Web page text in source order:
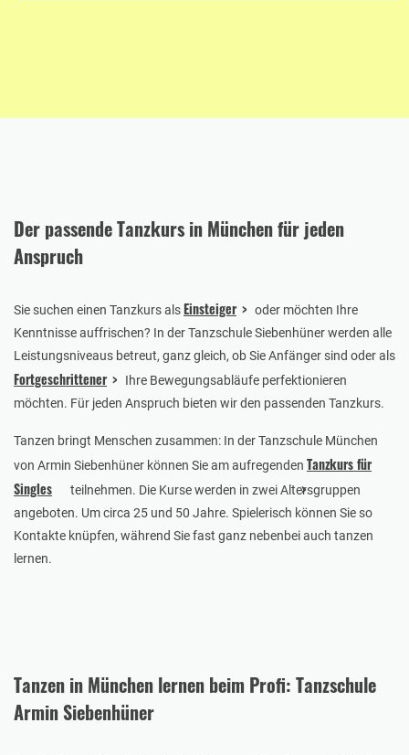
Der passende Tanzkurs in München für jeden
Anspruch
Sie suchen einen Tanzkurs alsEinsteiger
oder möchten Ihre
Kenntnisse auffrischen? In der Tanzschule Siebenhüner werden alle
Leistungsniveaus betreut, ganz gleich, ob Sie Anfänger sind oder als
Fortgeschrittener
Ihre Bewegungsabläufe perfektionieren
möchten. Für jeden Anspruch bieten wir den passenden Tanzkurs.
Tanzen bringt Menschen zusammen: In der Tanzschule München
von Armin Siebenhüner können Sie am aufregenden Tanzkurs für
Singles
teilnehmen. Die Kurse werden in zwei Altersgruppen
angeboten. Um circa 25 und 50 Jahre. Spielerisch können Sie so
Kontakte knüpfen, während Sie fast ganz nebenbei auch tanzen
lernen.
Tanzen in München lernen beim Profi: Tanzschule
Armin Siebenhüner